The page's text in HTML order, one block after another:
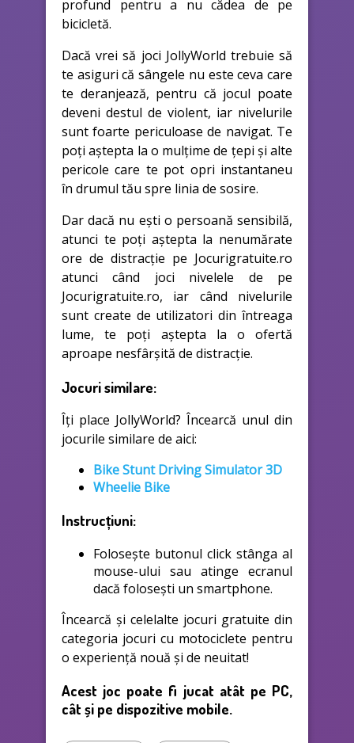
profund pentru a nu cădea de pe
bicicletă.
Dacă vrei să joci JollyWorld trebuie să
te asiguri că sângele nu este ceva care
te deranjează, pentru că jocul poate
deveni destul de violent, iar nivelurile
sunt foarte periculoase de navigat. Te
poți aștepta la o mulțime de țepi și alte
pericole care te pot opri instantaneu
în drumul tău spre linia de sosire.
Dar dacă nu ești o persoană sensibilă,
atunci te poți aștepta la nenumărate
ore de distracție pe Jocurigratuite.ro
atunci când joci nivelele de pe
Jocurigratuite.ro, iar când nivelurile
sunt create de utilizatori din întreaga
lume, te poți aștepta la o ofertă
aproape nesfârșită de distracție.
Jocuri similare:
Îți place JollyWorld? Încearcă unul din
jocurile similare de aici:
Bike Stunt Driving Simulator 3D
Wheelie Bike
Instrucțiuni:
Folosește butonul click stânga al
mouse-ului sau atinge ecranul
dacă folosești un smartphone.
Încearcă și celelalte jocuri gratuite din
categoria jocuri cu motociclete pentru
o experiență nouă și de neuitat!
Acest joc poate fi jucat atât pe PC,
cât și pe dispozitive mobile.